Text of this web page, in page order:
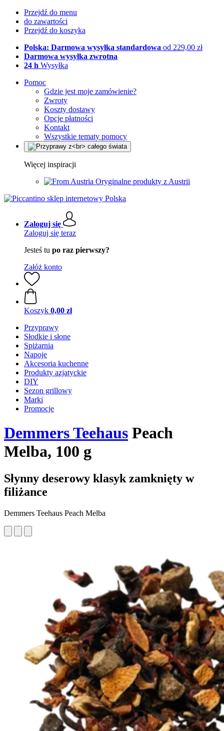
Przejdź do menu
do zawartości
Przejdź do koszyka
Polska: Darmowa wysyłka standardowa od 229,00 zł
Darmowa wysyłka zwrotna
24 h Wysyłka
Pomoc
Gdzie jest moje zamówienie?
Zwroty
Koszty dostawy
Opcje płatności
Kontakt
Wszystkie tematy pomocy
Więcej inspiracji
Oryginalne produkty z Austrii
Zaloguj się
Zaloguj się teraz
Jesteś tu po raz pierwszy?
Załóż konto
Koszyk 0,00 zł
Przyprawy
Słodkie i słone
Spiżarnia
Napoje
Akcesoria kuchenne
Produkty azjatyckie
DIY
Sezon grillowy
Marki
Promocje
Demmers Teehaus Peach
Melba, 100 g
Słynny deserowy klasyk zamknięty w
filiżance
Demmers Teehaus Peach Melba